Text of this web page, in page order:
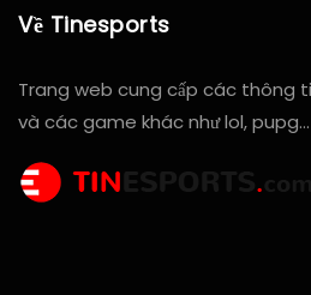
Về Tinesports
Trang web cung cấp các thông
và các game khác như lol, pupg…